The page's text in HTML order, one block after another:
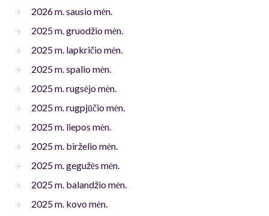
2026 m. sausio mėn.
2025 m. gruodžio mėn.
2025 m. lapkričio mėn.
2025 m. spalio mėn.
2025 m. rugsėjo mėn.
2025 m. rugpjūčio mėn.
2025 m. liepos mėn.
2025 m. birželio mėn.
2025 m. gegužės mėn.
2025 m. balandžio mėn.
2025 m. kovo mėn.